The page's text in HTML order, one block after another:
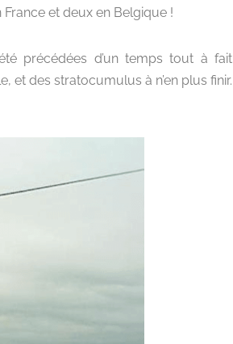
et deux en Belgique !
précédées d’un temps tout à fait
des stratocumulus à n’en plus finir.